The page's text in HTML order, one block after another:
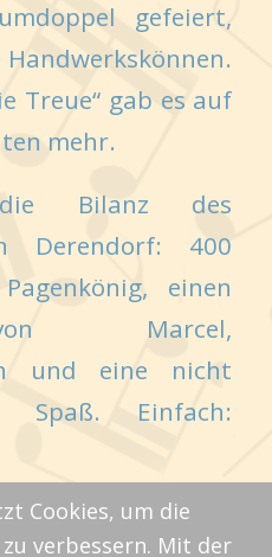
gefeiert,
Treue“ gab es auf
mehr.
die Bilanz des
Derendorf: 400
einen
Marcel,
und eine nicht
Spaß. Einfach:
Cookies, um die
verbessern. Mit der